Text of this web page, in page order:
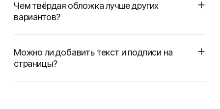
Чем твёрдая обложка лучше других
вариантов?
Можно ли добавить текст и подписи на
страницы?